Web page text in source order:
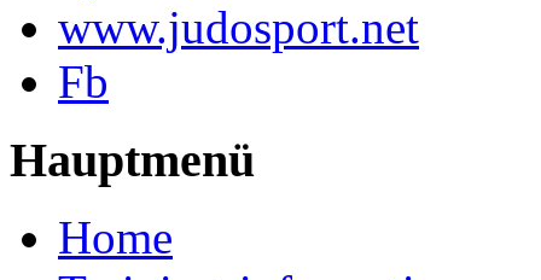
www.judosport.net
Fb
Hauptmenü
Home